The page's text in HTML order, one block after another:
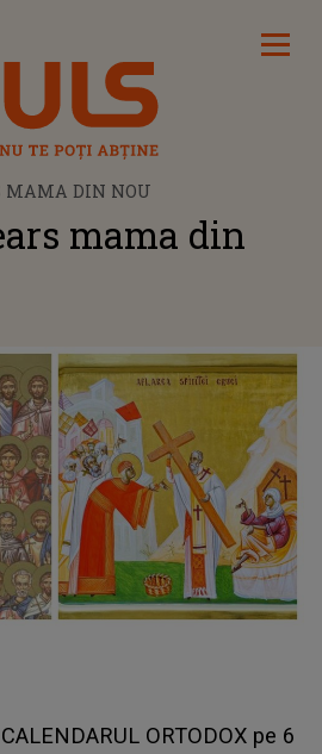
MAMA DIN NOU
mama din
ORTODOX pe 6